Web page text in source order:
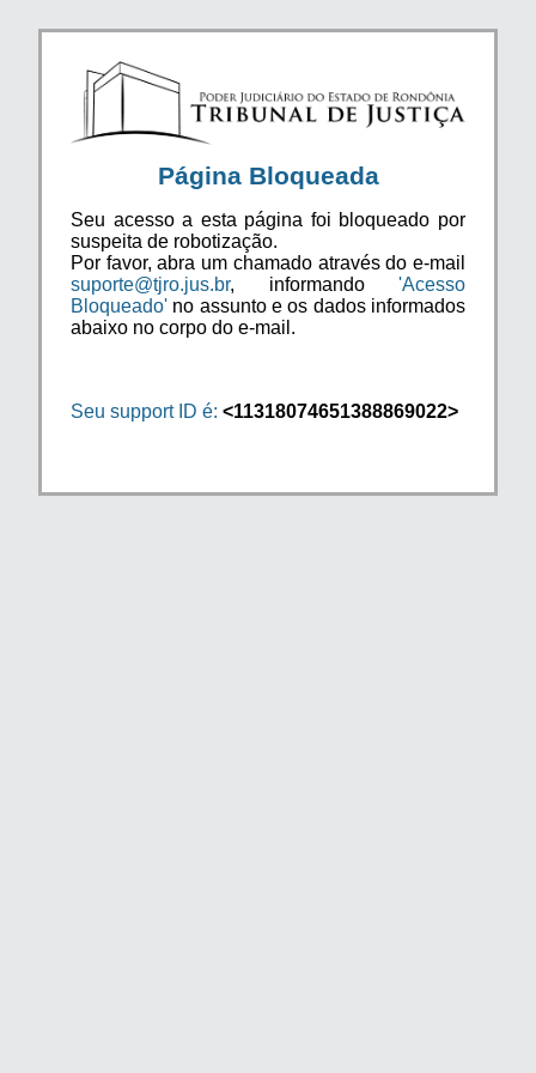
Página Bloqueada
Seu acesso a esta página foi bloqueado por
suspeita de robotização.
Por favor, abra um chamado através do e-mail
suporte@tjro.jus.br, informando 'Acesso
Bloqueado' no assunto e os dados informados
abaixo no corpo do e-mail.
Seu support ID é: <11318074651388869022>